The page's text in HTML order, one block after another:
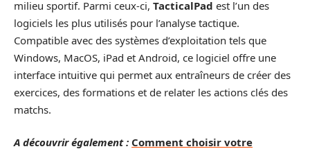
milieu sportif. Parmi ceux-ci, TacticalPad est l’un des
logiciels les plus utilisés pour l’analyse tactique.
Compatible avec des systèmes d’exploitation tels que
Windows, MacOS, iPad et Android, ce logiciel offre une
interface intuitive qui permet aux entraîneurs de créer des
exercices, des formations et de relater les actions clés des
matchs.
A découvrir également : Comment choisir votre